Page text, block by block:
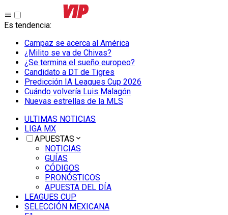
Es tendencia:
Campaz se acerca al América
¿Milito se va de Chivas?
¿Se termina el sueño europeo?
Candidato a DT de Tigres
Predicción IA Leagues Cup 2026
Cuándo volvería Luis Malagón
Nuevas estrellas de la MLS
ULTIMAS NOTICIAS
LIGA MX
APUESTAS
NOTICIAS
GUÍAS
CÓDIGOS
PRONÓSTICOS
APUESTA DEL DÍA
LEAGUES CUP
SELECCIÓN MEXICANA